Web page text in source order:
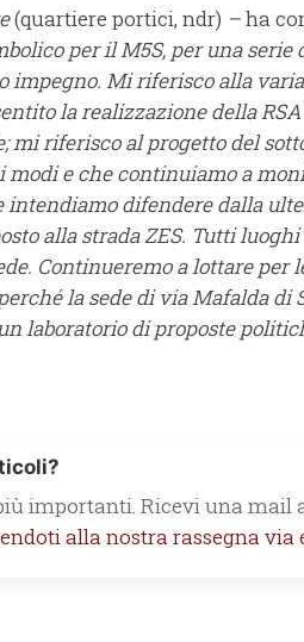
(quartiere portici, ndr) –ha
per il M5S, per una serie
impegno. Mi riferisco alla
la realizzazione della
mi riferisco al progetto del
e che continuiamo a
intendiamo difendere dalla
alla strada ZES. Tutti
Continueremo a lottare per
la sede di via Mafalda di
laboratorio di proposte
importanti. Ricevi una mail
alla nostra rassegna via